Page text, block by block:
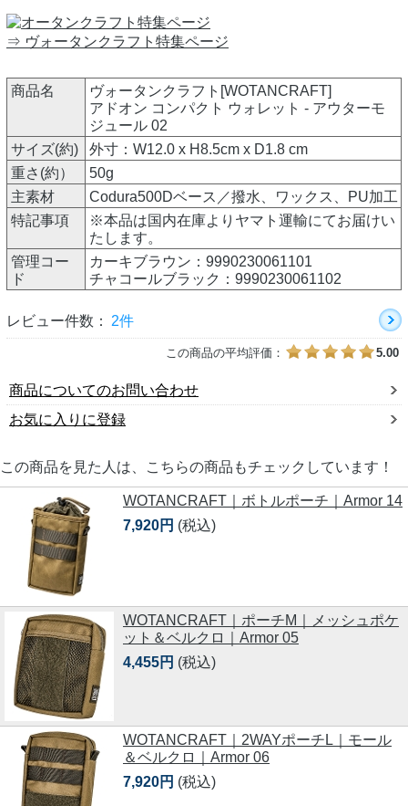
⇒ ヴォータンクラフト特集ページ
商品名
ヴォータンクラフト[WOTANCRAFT]
アドオン コンパクト ウォレット - アウターモ
ジュール 02
サイズ(約)
外寸：W12.0 x H8.5cm x D1.8 cm
重さ(約）
50g
主素材
Codura500Dベース／撥水、ワックス、PU加工
特記事項
※本品は国内在庫よりヤマト運輸にてお届けい
たします。
管理コー
ド
カーキブラウン：9990230061101
チャコールブラック：9990230061102
レビュー件数： 2件
この商品の平均評価： 5.00
商品についてのお問い合わせ
お気に入りに登録
この商品を見た人は、こちらの商品もチェックしています！
WOTANCRAFT｜ボトルポーチ｜Armor 14
7,920円 (税込)
WOTANCRAFT｜ポーチM｜メッシュポケ
ット＆ベルクロ｜Armor 05
4,455円 (税込)
WOTANCRAFT｜2WAYポーチL｜モール
＆ベルクロ｜Armor 06
7,920円 (税込)